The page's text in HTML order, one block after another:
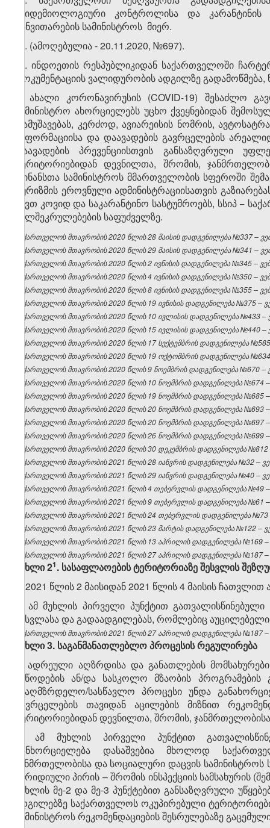
ეპიდემიოლოგიური კონტროლისა და
განვითარების სამინისტროს მიერ.
. (ამოღებულია - 20.11.2020, №697).
. ინდოეთის რესპუბლიკიდან საქართველოში
დოკუმენტაციის ვალიდურობის ადგილზე
9. ახალი კორონავირუსის (COVID-19) შესაძლო
სამინისტრო ახორციელებს უცხო ქვეყნებიდან
დამუშავებას, კერძოდ, ავიარეისის ნომრის,
ინფორმაციისა და დაავადების გავრცელების
დაავადების პრევენციისთვის განსაზღვრული
ტერიტორიებიდან დევნილთა, შრომის,
ფინანსთა სამინისტროს მმართველობის სფეროში
ტურიზმის ეროვნული ადმინისტრაციისათვის
აქვთ კოვიდ და საკარანტინო სასტუმროებს, სსიპ −
ხელშეკრულებების საფუძველზე.
საქართველოს მთავრობის 2020 წლის 28 მაისის დადგენილება №337 –
საქართველოს მთავრობის 2020 წლის 29 მაისის დადგენილება №341 –
საქართველოს მთავრობის 2020 წლის 2 ივნისის დადგენილება №345 –
საქართველოს მთავრობის 2020 წლის 4 ივნისის დადგენილება №350 –
საქართველოს მთავრობის 2020 წლის 8 ივნისის დადგენილება №355 –
საქართველოს მთავრობის 2020 წლის 19 ივნისის დადგენილება №375 –
საქართველოს მთავრობის 2020 წლის 10 ივლისის დადგენილება №433 –
საქართველოს მთავრობის 2020 წლის 15 ივლისის დადგენილება №440 –
საქართველოს მთავრობის 2020 წლის 17 სექტემბრის დადგენილება
საქართველოს მთავრობის 2020 წლის 19 ოქტომბრის დადგენილება
საქართველოს მთავრობის 2020 წლის 9 ნოემბრის დადგენილება №670 –
საქართველოს მთავრობის 2020 წლის 10 ნოემბრის დადგენილება №674
საქართველოს მთავრობის 2020 წლის 19 ნოემბრის დადგენილება №685
საქართველოს მთავრობის 2020 წლის 20 ნოემბრის დადგენილება №693
საქართველოს მთავრობის 2020 წლის 20 ნოემბრის დადგენილება №697
საქართველოს მთავრობის 2020 წლის 26 ნოემბრის დადგენილება №699
საქართველოს მთავრობის 2020 წლის 30 დეკემბრის დადგენილება №812
საქართველოს მთავრობის 2021 წლის 28 იანვრის დადგენილება №32 –
საქართველოს მთავრობის 2021 წლის 29 იანვრის დადგენილება №40 –
საქართველოს მთავრობის 2021 წლის 4 თებერვლის დადგენილება №49 –
საქართველოს მთავრობის 2021 წლის 9 თებერვლის დადგენილება №61 –
საქართველოს მთავრობის 2021 წლის 24 თებერვლის დადგენილება №73
საქართველოს მთავრობის 2021 წლის 23 მარტის დადგენილება №122 –
საქართველოს მთავრობის 2021 წლის 13 აპრილის დადგენილება №169 –
საქართველოს მთავრობის 2021 წლის 27 აპრილის დადგენილება №187 –
მუხლი 2​1. სასაფლაოების ტერიტორიაზე შესვლის
1. 2021 წლის 2 მაისიდან 2021 წლის 4 მაისის
2. ამ მუხლის პირველი პუნქტით
შესვლასა და გადაადგილებას, რომლებიც
საქართველოს მთავრობის 2021 წლის 27 აპრილის დადგენილება №187 –
მუხლი3. საგანმანათლებლოპროცესისრეგულირება
1. ადრეული აღზრდისა და განათლების
მიწოდების ან/და სასკოლო მზაობის
სააღმზრდელო/სასწავლო პროცესი უნდა
გავრცელების თავიდან აცილების მიზნით
ტერიტორიებიდან დევნილთა, შრომის,
2. ამ მუხლის პირველი პუნქტით
განხორციელება დასაშვებია მხოლოდ
ჯანმრთელობისა და სოციალური დაცვის
იურიდიული პირის – შრომის ინსპექციის სამსახურის
მუხლის მე-2 და მე-3 პუნქტებით განსაზღვრული
ადგილებზე საქართველოს ოკუპირებული
სამინისტროს რეკომენდაციების შესრულებაზე